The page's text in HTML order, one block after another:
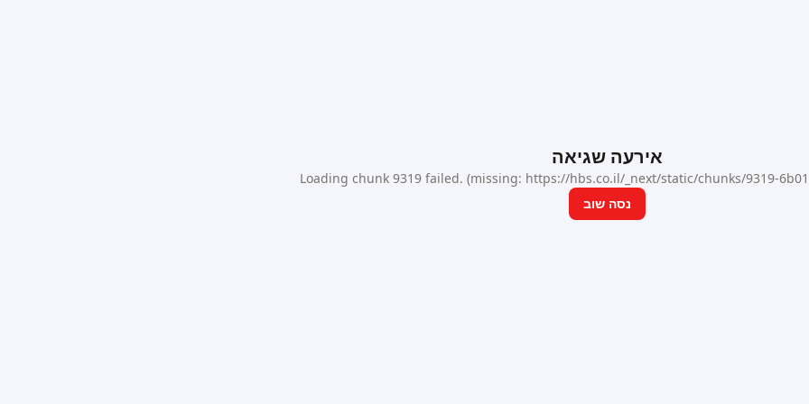
אירעה שגיאה
Loading chunk 9319 failed. (missing: https://hbs.co.il/_next/static/chunks/9319-
נסה שוב